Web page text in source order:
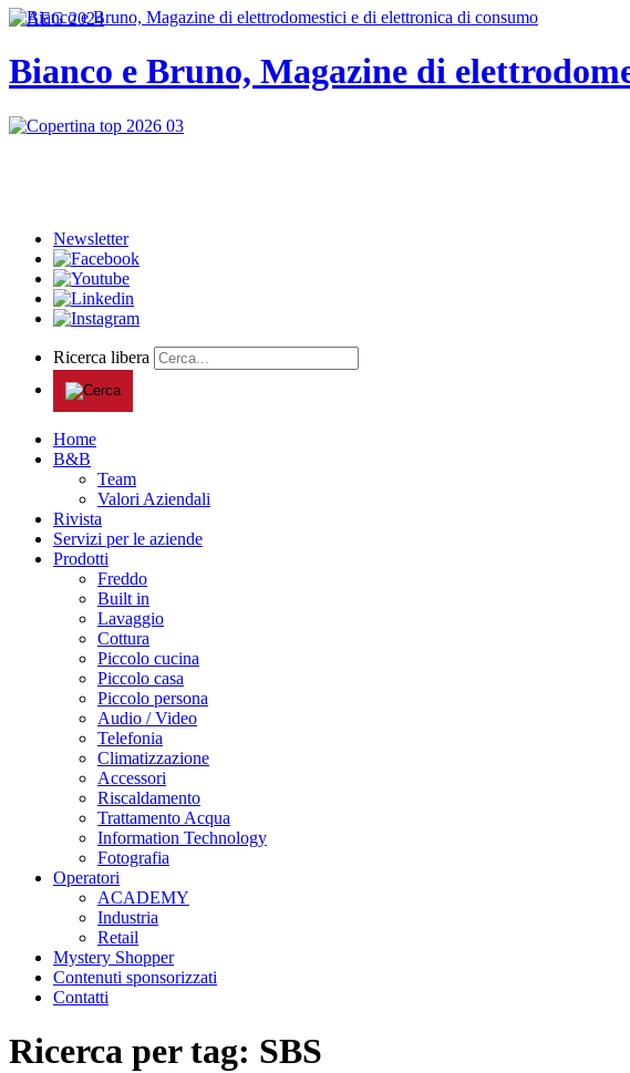
Bianco e Bruno, Magazine di
Newsletter
Ricerca libera
Home
B&B
Team
Valori Aziendali
Rivista
Servizi per le aziende
Prodotti
Freddo
Built in
Lavaggio
Cottura
Piccolo cucina
Piccolo casa
Piccolo persona
Audio / Video
Telefonia
Climatizzazione
Accessori
Riscaldamento
Trattamento Acqua
Information Technology
Fotografia
Operatori
ACADEMY
Industria
Retail
Mystery Shopper
Contenuti sponsorizzati
Contatti
Ricerca per tag: SBS